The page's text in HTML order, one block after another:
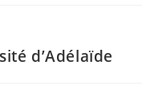
d’Adélaïde